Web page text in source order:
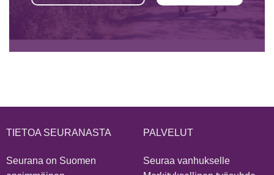
TIETOA SEURANASTA
Seurana on Suomen
PALVELUT
Seuraa vanhukselle